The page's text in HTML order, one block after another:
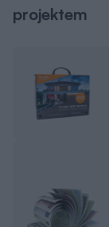
projektem